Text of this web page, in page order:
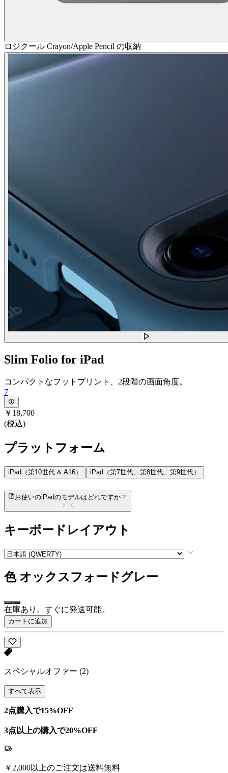
ロジクール Crayon/Apple Pencil の収納
Slim Folio for iPad
コンパクトなフットプリント、2段階の画面角度。
7
￥18,700
(税込)
プラットフォーム
iPad（第10世代 & A16） iPad（第7世代、第8世代、第9世代）
お使いのiPadのモデルはどれですか？
キーボードレイアウト
色 オックスフォードグレー
在庫あり。すぐに発送可能。
カートに追加
スペシャルオファー (2)
すべて表示
2点購入で15%OFF
3点以上の購入で20%OFF
￥2,000以上のご注文は送料無料